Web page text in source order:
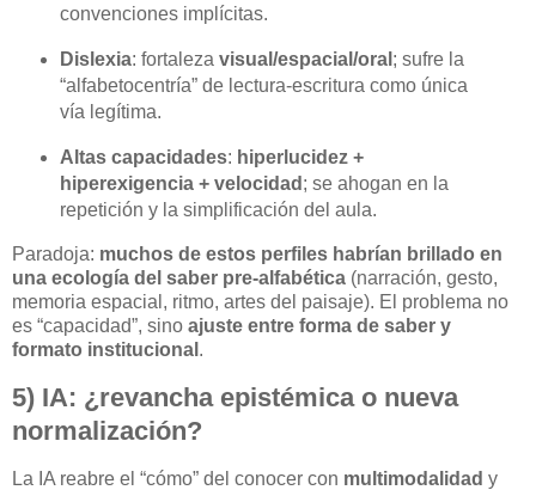
convenciones implícitas.
Dislexia: fortaleza visual/espacial/oral ; sufre la
“alfabetocentría” de lectura-escritura como única
vía legítima.
Altas capacidades: hiperlucidez +
hiperexigencia + velocidad ; se ahogan en la
repetición y la simplificación del aula.
Paradoja: muchos de estos perfiles habrían brillado en
una ecología del saber pre-alfabética (narración, gesto,
memoria espacial, ritmo, artes del paisaje). El problema no
es “capacidad”, sino ajuste entre forma de saber y
formato institucional .
5) IA: ¿revancha epistémica o nueva
normalización?
La IA reabre el “cómo” del conocer con multimodalidad y